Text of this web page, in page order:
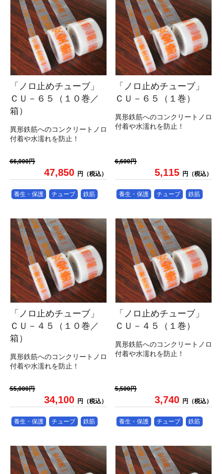
「ノロ止めチューブ」
ＣＵ－６５（１０巻／
箱）
異形鉄筋へのコンクリートノロ
付着や水濡れを防止！
66,000円
47,850 円（税込）
養生・保護 チューブ 鉄筋
「ノロ止めチューブ」
ＣＵ－６５（１巻）
異形鉄筋へのコンクリートノロ
付着や水濡れを防止！
6,600円
5,115 円（税込）
養生・保護 チューブ 鉄筋
「ノロ止めチューブ」
ＣＵ－４５（１０巻／
箱）
異形鉄筋へのコンクリートノロ
付着や水濡れを防止！
55,000円
34,100 円（税込）
養生・保護 チューブ 鉄筋
「ノロ止めチューブ」
ＣＵ－４５（１巻）
異形鉄筋へのコンクリートノロ
付着や水濡れを防止！
5,500円
3,740 円（税込）
養生・保護 チューブ 鉄筋